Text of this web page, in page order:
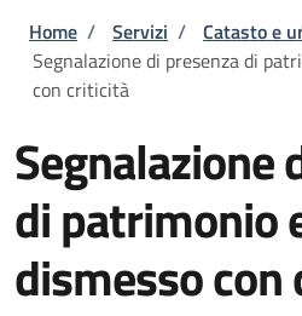
Briciole di pane
Home / Servizi / Catasto e
Segnalazione di presenza di
con criticità
Segnalazione
di patrimonio
dismesso